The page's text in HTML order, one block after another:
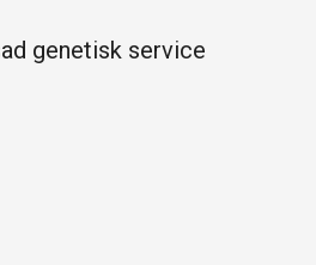
genetisk service